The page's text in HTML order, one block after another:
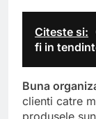
Citeste si:
fi in
Buna
clienti catre
produsele